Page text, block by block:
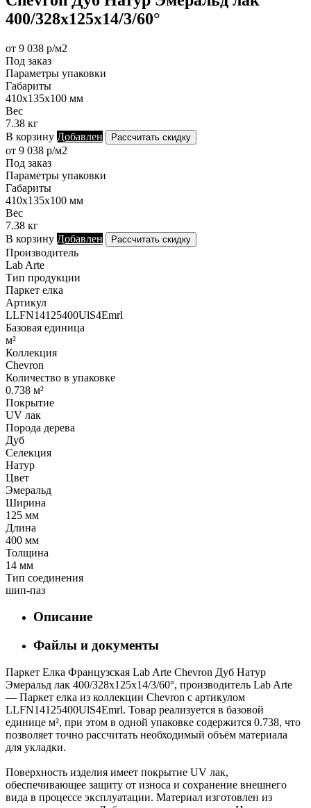
400/328х125х14/3/60°
от 9 038 р/м2
Под заказ
Параметры упаковки
Габариты
410х135х100 мм
Вес
7.38 кг
В корзину Добавлен Рассчитать скидку
от 9 038 р/м2
Под заказ
Параметры упаковки
Габариты
410х135х100 мм
Вес
7.38 кг
В корзину Добавлен Рассчитать скидку
Производитель
Lab Arte
Тип продукции
Паркет елка
Артикул
LLFN14125400UlS4Emrl
Базовая единица
м²
Коллекция
Chevron
Количество в упаковке
0.738 м²
Покрытие
UV лак
Порода дерева
Дуб
Селекция
Натур
Цвет
Эмеральд
Ширина
125 мм
Длина
400 мм
Толщина
14 мм
Тип соединения
шип-паз
Описание
Файлы и документы
Паркет Елка Французская Lab Arte Chevron Дуб Натур
Эмеральд лак 400/328х125х14/3/60°, производитель Lab Arte
— Паркет елка из коллекции Chevron с артикулом
LLFN14125400UlS4Emrl. Товар реализуется в базовой
единице м², при этом в одной упаковке содержится 0.738, что
позволяет точно рассчитать необходимый объём материала
для укладки.
Поверхность изделия имеет покрытие UV лак,
обеспечивающее защиту от износа и сохранение внешнего
вида в процессе эксплуатации. Материал изготовлен из